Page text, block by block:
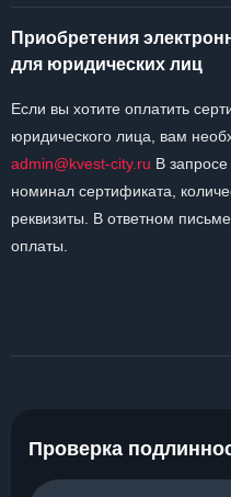
Приобретения
для юридических лиц
Если вы хотите оплатить
юридического лица, вам
admin@kvest-city.ru В запросе
номинал сертификата,
реквизиты. В ответном
оплаты.
Проверка